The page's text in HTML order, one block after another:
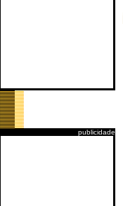
publicidade